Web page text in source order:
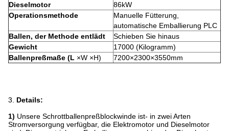
Dieselmotor
86kW
Operationsmethode
Manuelle Fütterung,
automatische Emballierung PLC
Ballen, der Methode entlädt
Schieben Sie hinaus
Gewicht
17000 (Kilogramm)
Ballenpreßmaße (L ×W ×H) 7200×2300×3550mm
3. Details:
1) Unsere Schrottballenpreßblockwinde ist- in zwei Arten
Stromversorgung verfügbar, die Elektromotor und Dieselmotor